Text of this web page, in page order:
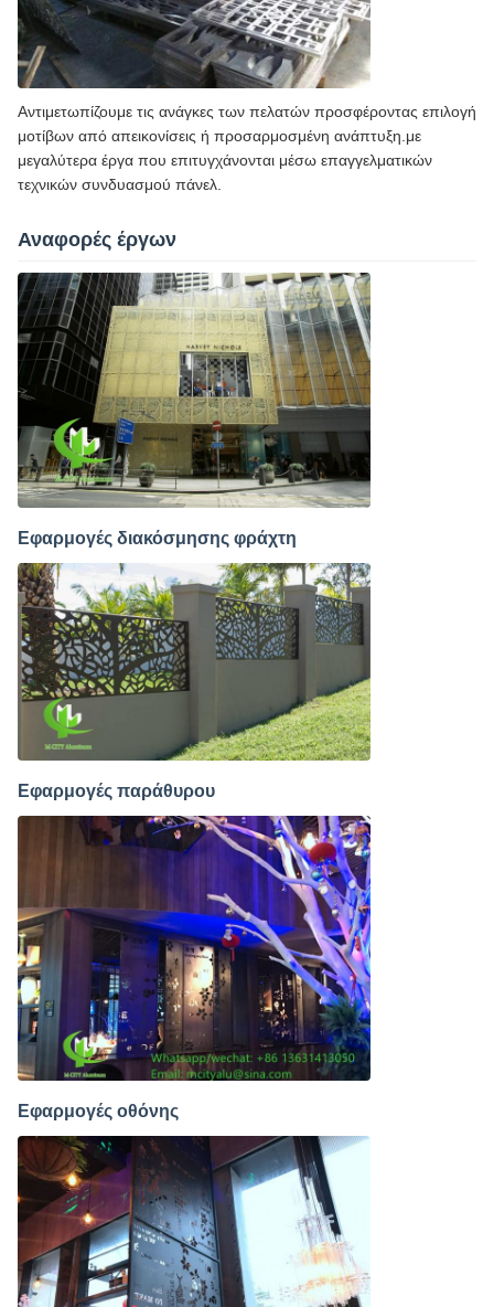
Αντιμετωπίζουμε τις ανάγκες των πελατών προσφέροντας επιλογή
μοτίβων από απεικονίσεις ή προσαρμοσμένη ανάπτυξη.με
μεγαλύτερα έργα που επιτυγχάνονται μέσω επαγγελματικών
τεχνικών συνδυασμού πάνελ.
Αναφορές έργων
Εφαρμογές διακόσμησης φράχτη
Εφαρμογές παράθυρου
Εφαρμογές οθόνης